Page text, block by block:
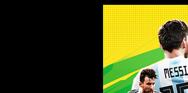
中国·TapTap点点